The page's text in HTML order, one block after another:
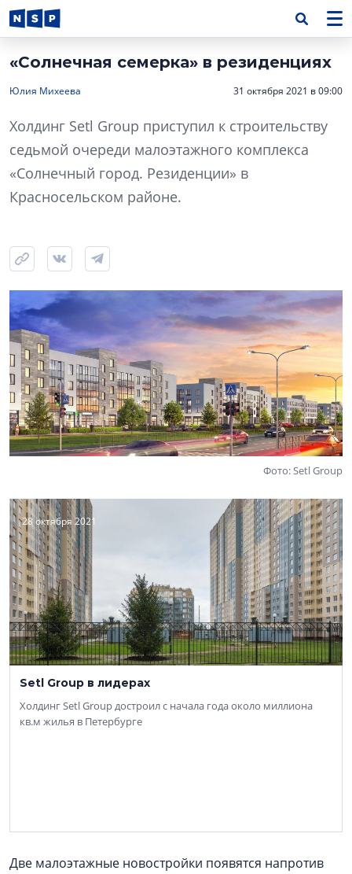
«Солнечная семерка» в резиденциях
Юлия Михеева 31 октября 2021 в 09:00
Холдинг Setl Group приступил к строительству
седьмой очереди малоэтажного комплекса
«Солнечный город. Резиденции» в
Красносельском районе.
Фото: Setl Group
28 октября 2021
Setl Group в лидерах
Холдинг Setl Group достроил с начала года около миллиона
кв.м жилья в Петербурге
Две малоэтажные новостройки появятся напротив